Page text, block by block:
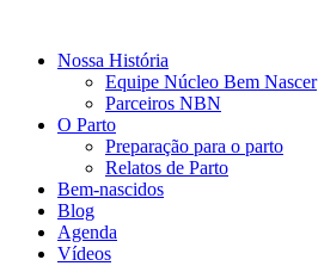
Nossa História
Equipe Núcleo Bem Nascer
Parceiros NBN
O Parto
Preparação para o parto
Relatos de Parto
Bem-nascidos
Blog
Agenda
Vídeos